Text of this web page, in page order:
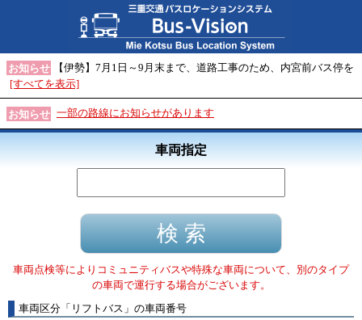
お知らせ
【伊勢】7月1日～9月末まで、道路工事のため、内宮前バス停を
[すべてを表示]
お知らせ 一部の路線にお知らせがあります
車両指定
車両点検等によりコミュニティバスや特殊な車両について、別のタイプ
の車両で運行する場合がございます。
車両区分 「 リフトバス 」 の車両番号